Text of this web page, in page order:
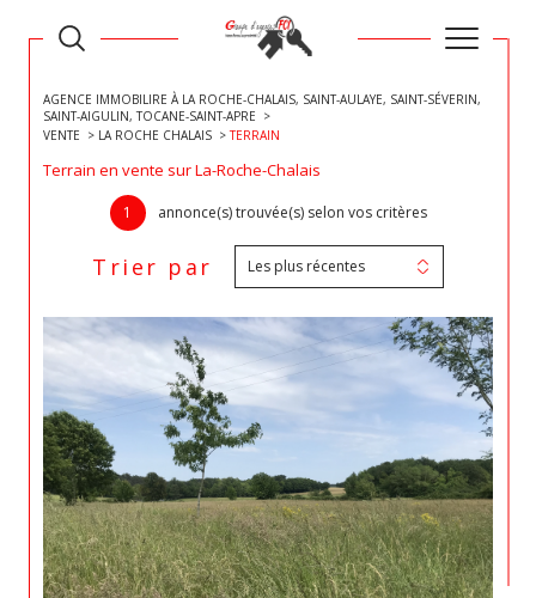
AGENCE IMMOBILIRE À LA ROCHE-CHALAIS, SAINT-AULAYE, SAINT-SÉVERIN,
SAINT-AIGULIN, TOCANE-SAINT-APRE
VENTE
LA ROCHE CHALAIS TERRAIN
Terrain en vente sur La-Roche-Chalais
1 annonce(s) trouvée(s) selon vos critères
Trier par Les plus récentes